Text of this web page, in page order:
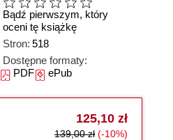
Bądź pierwszym, który
oceni tę książkę
Stron: 518
Dostępne formaty:
PDFePub
125,10 zł
139,00 zł (-10%)